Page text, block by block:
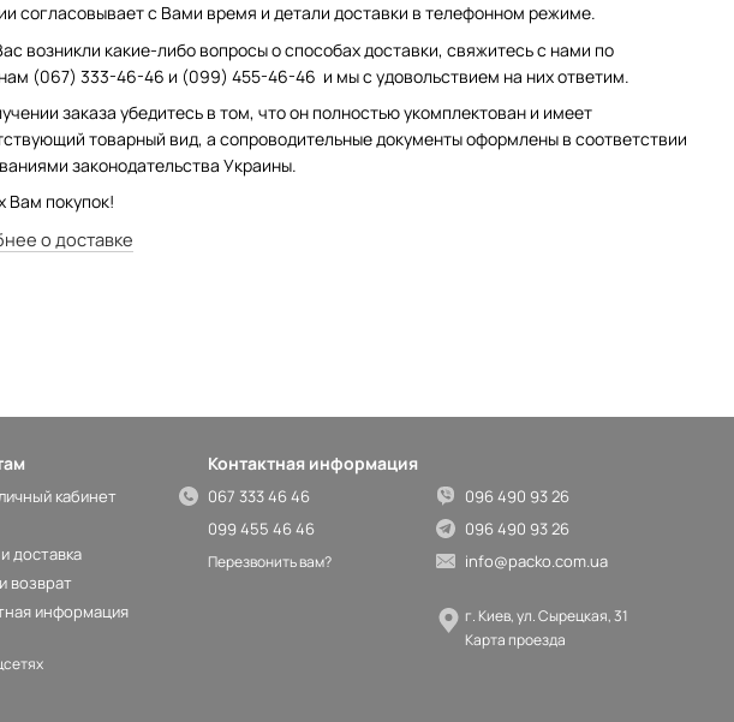
согласовывает с Вами время и детали доставки в телефонном режиме.
возникли какие-либо вопросы о способах доставки, свяжитесь с нами по
(067) 333-46-46 и (099) 455-46-46 и мы с удовольствием на них ответим.
заказа убедитесь в том, что он полностью укомплектован и имеет
товарный вид, а сопроводительные документы оформлены в соответствии
законодательства Украины.
Вам покупок!
о доставке
кабинет
доставка
возврат
информация
Контактная информация
067 333 46 46
099 455 46 46
Перезвонить вам?
096 490 93 26
096 490 93 26
info@packo.com.ua
г. Киев, ул. Сырецкая, 31
Карта проезда